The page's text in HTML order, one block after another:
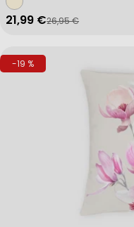
Verkaufspreis
21,99 €
Regulärer Preis
26,95 €
-19 %